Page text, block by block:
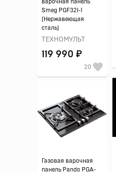
варочная панель
Smeg PGF32I-1
(Нержавеющая
сталь)
ТЕХНОМУЛЬТ
119 990 ₽
20
Газовая варочная
панель Pando PGA-